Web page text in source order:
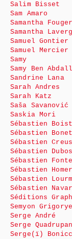
Salim Bisset
Sam Amaro
Samantha
Samantha
Samuel Gontier
Samuel Mercier
Samy
Samy Ben
Sandrine Lana
Sarah Andres
Sarah Katz
Saša Savanović
Saskia Mori
Sébastien
Sébastien
Sébastien
Sébastien
Sébastien
Sébastien Homer
Sébastien
Sébastien
Séditions
Semyon
Serge André
Serge
Serge(ï)